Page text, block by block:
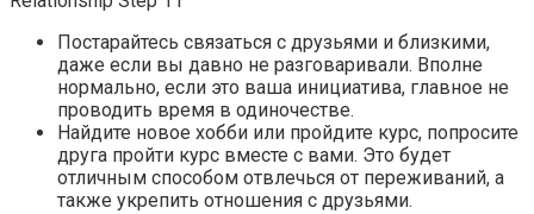
Постарайтесь связаться с друзьями и близкими,
даже если вы давно не разговаривали. Вполне
нормально, если это ваша инициатива, главное не
проводить время в одиночестве.
Найдите новое хобби или пройдите курс, попросите
друга пройти курс вместе с вами. Это будет
отличным способом отвлечься от переживаний, а
также укрепить отношения с друзьями.